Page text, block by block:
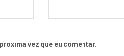
vez que eu comentar.